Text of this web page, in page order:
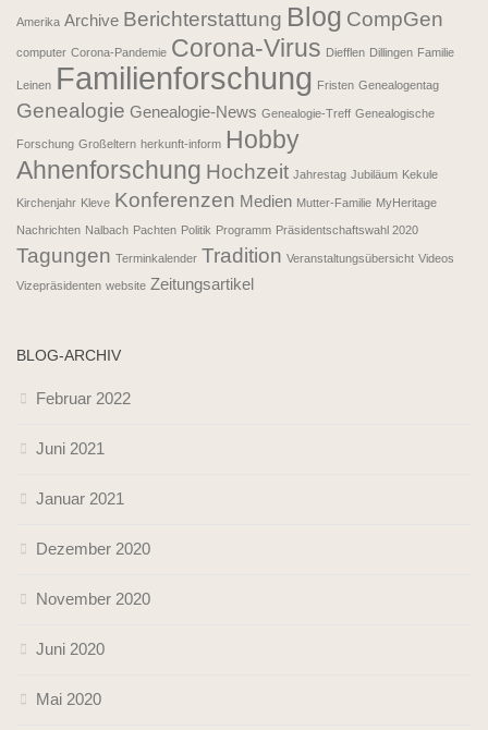
Amerika Archive Berichterstattung Blog CompGen
computer Corona-Pandemie Corona-Virus Diefflen Dillingen Familie
Leinen Familienforschung Fristen Genealogentag
Genealogie Genealogie-News Genealogie-Treff Genealogische
Forschung Großeltern herkunft-inform Hobby
Ahnenforschung Hochzeit Jahrestag Jubiläum Kekule
Kirchenjahr Kleve Konferenzen Medien Mutter-Familie MyHeritage
Nachrichten Nalbach Pachten Politik Programm Präsidentschaftswahl 2020
Tagungen Terminkalender Tradition Veranstaltungsübersicht Videos
Vizepräsidenten website Zeitungsartikel
BLOG-ARCHIV
Februar 2022
Juni 2021
Januar 2021
Dezember 2020
November 2020
Juni 2020
Mai 2020